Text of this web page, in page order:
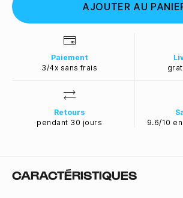
AJOUTER AU
Paiement
3/4x sans frais
Retours
pendant 30 jours
9.6/10
CARACTÉRISTIQUES